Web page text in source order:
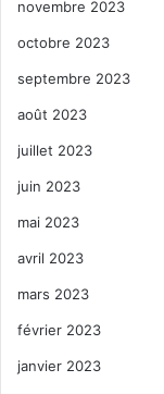
Family
100 NE
Miami,
novembre 2023
octobre 2023
septembre 2023
août 2023
juillet 2023
juin 2023
mai 2023
avril 2023
mars 2023
février 2023
janvier 2023